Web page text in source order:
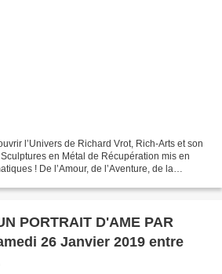
l’Univers de Richard Vrot, Rich-Arts et son
en Métal de Récupération mis en
! De l’Amour, de l’Aventure, de la
PORTRAIT D'AME PAR
26 Janvier 2019 entre